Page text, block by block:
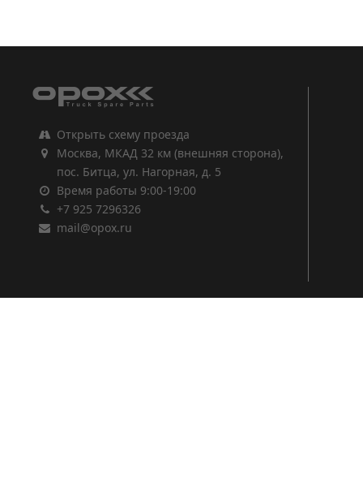
Открыть схему проезда
Москва, МКАД 32 км (внешняя сторона),
пос. Битца, ул. Нагорная, д. 5
Время работы 9:00-19:00
+7 925 7296326
mail@opox.ru